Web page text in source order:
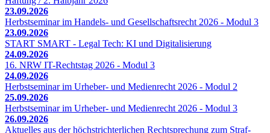
23.09.2026
Herbstseminar im Handels- und Gesellschaftsrecht 2026 - Modul 3
23.09.2026
START SMART - Legal Tech: KI und Digitalisierung
24.09.2026
16. NRW IT-Rechtstag 2026 - Modul 3
24.09.2026
Herbstseminar im Urheber- und Medienrecht 2026 - Modul 2
25.09.2026
Herbstseminar im Urheber- und Medienrecht 2026 - Modul 3
26.09.2026
Aktuelles aus der höchstrichterlichen Rechtsprechung zum Straf-